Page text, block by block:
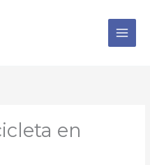
en